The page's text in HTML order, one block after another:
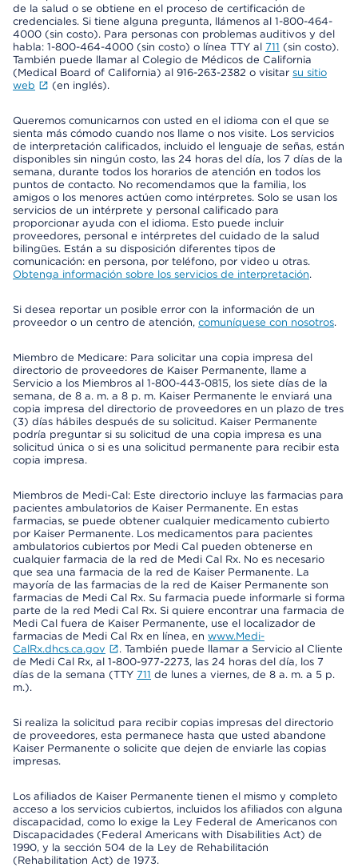
de la salud o se obtiene en el proceso de certificación de
credenciales. Si tiene alguna pregunta, llámenos al 1-800-464-
4000 (sin costo). Para personas con problemas auditivos y del
habla: 1-800-464-4000 (sin costo) o línea TTY al 711 (sin costo).
También puede llamar al Colegio de Médicos de California
(Medical Board of California) al 916-263-2382 o visitar su sitio
web
(en inglés).
Queremos comunicarnos con usted en el idioma con el que se
sienta más cómodo cuando nos llame o nos visite. Los servicios
de interpretación calificados, incluido el lenguaje de señas, están
disponibles sin ningún costo, las 24 horas del día, los 7 días de la
semana, durante todos los horarios de atención en todos los
puntos de contacto. No recomendamos que la familia, los
amigos o los menores actúen como intérpretes. Solo se usan los
servicios de un intérprete y personal calificado para
proporcionar ayuda con el idioma. Esto puede incluir
proveedores, personal e intérpretes del cuidado de la salud
bilingües. Están a su disposición diferentes tipos de
comunicación: en persona, por teléfono, por video u otras.
Obtenga información sobre los servicios de interpretación.
Si desea reportar un posible error con la información de un
proveedor o un centro de atención, comuníquese con nosotros.
Miembro de Medicare: Para solicitar una copia impresa del
directorio de proveedores de Kaiser Permanente, llame a
Servicio a los Miembros al 1-800-443-0815, los siete días de la
semana, de 8 a. m. a 8 p. m. Kaiser Permanente le enviará una
copia impresa del directorio de proveedores en un plazo de tres
(3) días hábiles después de su solicitud. Kaiser Permanente
podría preguntar si su solicitud de una copia impresa es una
solicitud única o si es una solicitud permanente para recibir esta
copia impresa.
Miembros de Medi-Cal: Este directorio incluye las farmacias para
pacientes ambulatorios de Kaiser Permanente. En estas
farmacias, se puede obtener cualquier medicamento cubierto
por Kaiser Permanente. Los medicamentos para pacientes
ambulatorios cubiertos por Medi Cal pueden obtenerse en
cualquier farmacia de la red de Medi Cal Rx. No es necesario
que sea una farmacia de la red de Kaiser Permanente. La
mayoría de las farmacias de la red de Kaiser Permanente son
farmacias de Medi Cal Rx. Su farmacia puede informarle si forma
parte de la red Medi Cal Rx. Si quiere encontrar una farmacia de
Medi Cal fuera de Kaiser Permanente, use el localizador de
farmacias de Medi Cal Rx en línea, en www.Medi-
CalRx.dhcs.ca.gov
. También puede llamar a Servicio al Cliente
de Medi Cal Rx, al 1-800-977-2273, las 24 horas del día, los 7
días de la semana (TTY 711 de lunes a viernes, de 8 a. m. a 5 p.
m.).
Si realiza la solicitud para recibir copias impresas del directorio
de proveedores, esta permanece hasta que usted abandone
Kaiser Permanente o solicite que dejen de enviarle las copias
impresas.
Los afiliados de Kaiser Permanente tienen el mismo y completo
acceso a los servicios cubiertos, incluidos los afiliados con alguna
discapacidad, como lo exige la Ley Federal de Americanos con
Discapacidades (Federal Americans with Disabilities Act) de
1990, y la sección 504 de la Ley de Rehabilitación
(Rehabilitation Act) de 1973.